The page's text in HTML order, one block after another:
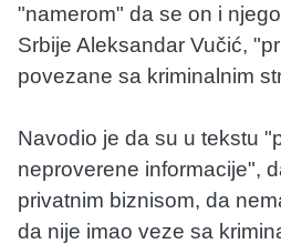
"namerom" da se on i
Srbije Aleksandar Vučić,
povezane sa kriminalnim
Navodio je da su u tekstu
neproverene informacije",
privatnim biznisom, da
da nije imao veze sa